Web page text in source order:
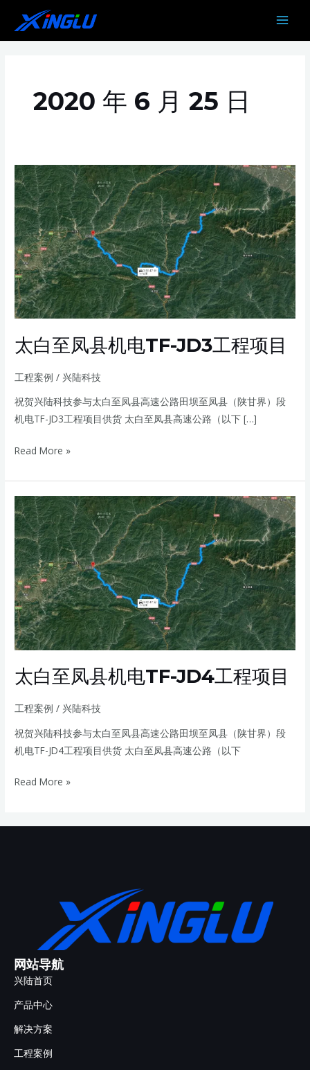
内
2020 年 6 月 25 日
太白至凤县机电TF-JD3工程项目
工程案例 / 兴陆科技
祝贺兴陆科技参与太白至凤县高速公路田坝至凤县（陕甘界）段
机电TF-JD3工程项目供货 太白至凤县高速公路（以下 […]
太
白
至
凤
县
机
电
TF-
JD3
程
目
Read More »
太白至凤县机电TF-JD4工程项目
工程案例 / 兴陆科技
祝贺兴陆科技参与太白至凤县高速公路田坝至凤县（陕甘界）段
机电TF-JD4工程项目供货 太白至凤县高速公路（以下
太
白
至
凤
县
机
电
TF-
JD4
程
目
Read More »
网站导航
兴陆首页
产品中心
解决方案
工程案例